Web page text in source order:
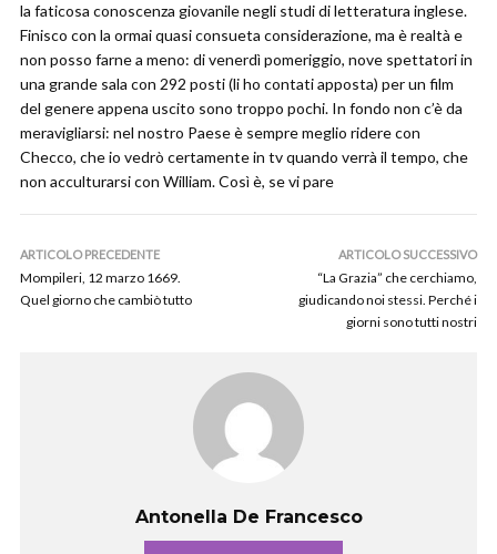
la faticosa conoscenza giovanile negli studi di letteratura inglese.
Finisco con la ormai quasi consueta considerazione, ma è realtà e
non posso farne a meno: di venerdì pomeriggio, nove spettatori in
una grande sala con 292 posti (li ho contati apposta) per un film
del genere appena uscito sono troppo pochi. In fondo non c’è da
meravigliarsi: nel nostro Paese è sempre meglio ridere con
Checco, che io vedrò certamente in tv quando verrà il tempo, che
non acculturarsi con William. Così è, se vi pare
ARTICOLO PRECEDENTE
Mompileri, 12 marzo 1669.
Quel giorno che cambiò tutto
ARTICOLO SUCCESSIVO
“La Grazia” che cerchiamo,
giudicando noi stessi. Perché i
giorni sono tutti nostri
Antonella De Francesco